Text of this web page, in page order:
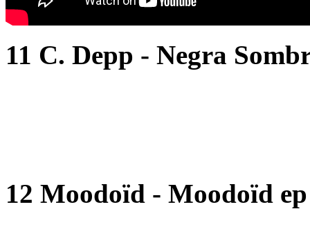
11 C. Depp - Negra
12 Moodoïd - Moodoïd